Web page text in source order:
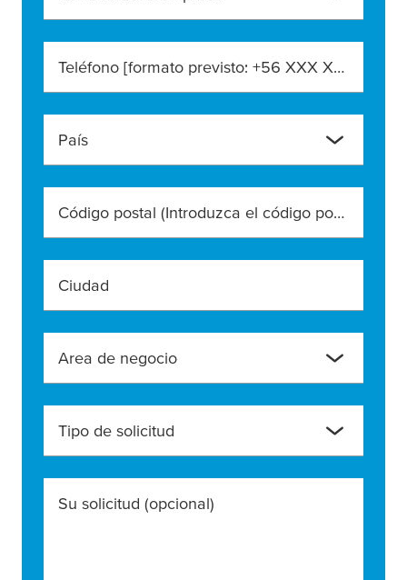
Teléfono [formato previsto: +56 XXX XXX XXX]
País
Código postal (Introduzca el código postal exacto)
Ciudad
Area de negocio
Tipo de solicitud
Su solicitud (opcional)